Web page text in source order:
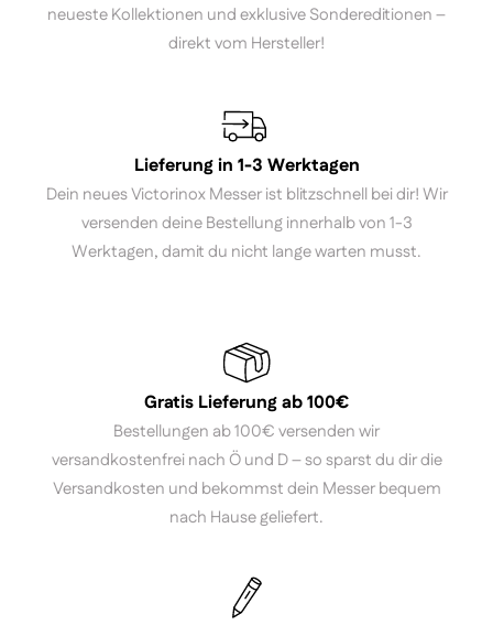
neueste Kollektionen und exklusive Sondereditionen –
direkt vom Hersteller!
Lieferung in 1-3 Werktagen
Dein neues Victorinox Messer ist blitzschnell bei dir! Wir
versenden deine Bestellung innerhalb von 1-3
Werktagen, damit du nicht lange warten musst.
Gratis Lieferung ab 100€
Bestellungen ab 100€ versenden wir
versandkostenfrei nach Ö und D – so sparst du dir die
Versandkosten und bekommst dein Messer bequem
nach Hause geliefert.